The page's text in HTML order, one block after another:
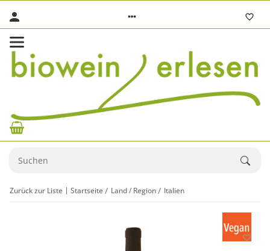
Zurück zur Liste Startseite Land / Region Italien